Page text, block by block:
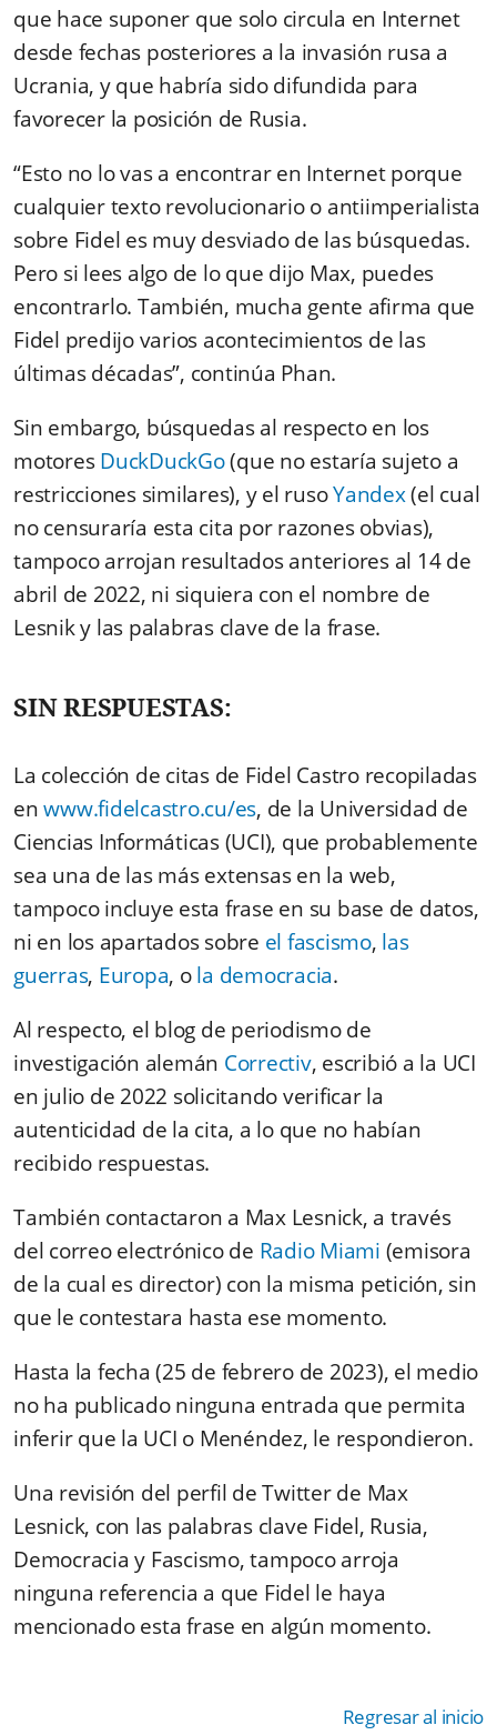
que hace suponer que solo circula en Internet
desde fechas posteriores a la invasión rusa a
Ucrania, y que habría sido difundida para
favorecer la posición de Rusia.
“Esto no lo vas a encontrar en Internet porque
cualquier texto revolucionario o antiimperialista
sobre Fidel es muy desviado de las búsquedas.
Pero si lees algo de lo que dijo Max, puedes
encontrarlo. También, mucha gente afirma que
Fidel predijo varios acontecimientos de las
últimas décadas”, continúa Phan.
Sin embargo, búsquedas al respecto en los
motoresDuckDuckGo(que no estaría sujeto a
restricciones similares), y el rusoYandex(el cual
no censuraría esta cita por razones obvias),
tampoco arrojan resultados anteriores al 14 de
abril de 2022, ni siquiera con el nombre de
Lesnik y las palabras clave de la frase.
SIN RESPUESTAS:
La colección de citas de Fidel Castro recopiladas
enwww.fidelcastro.cu/es, de la Universidad de
Ciencias Informáticas (UCI), que probablemente
sea una de las más extensas en la web,
tampoco incluye esta frase en su base de datos,
ni en los apartados sobre el fascismo, las
guerras, Europa, ola democracia.
Al respecto, el blog de periodismo de
investigación alemán Correctiv, escribió a la UCI
en julio de 2022 solicitando verificar la
autenticidad de la cita, a lo que no habían
recibido respuestas.
También contactaron a Max Lesnick, a través
del correo electrónico de Radio Miami (emisora
de la cual es director) con la misma petición, sin
que le contestara hasta ese momento.
Hasta la fecha (25 de febrero de 2023), el medio
no ha publicado ninguna entrada que permita
inferir que la UCI o Menéndez, le respondieron.
Una revisión del perfil de Twitter de Max
Lesnick, con las palabras clave Fidel, Rusia,
Democracia y Fascismo, tampoco arroja
ninguna referencia a que Fidel le haya
mencionado esta frase en algún momento.
Regresar al inicio